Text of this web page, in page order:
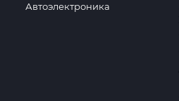
Автоэлектроника